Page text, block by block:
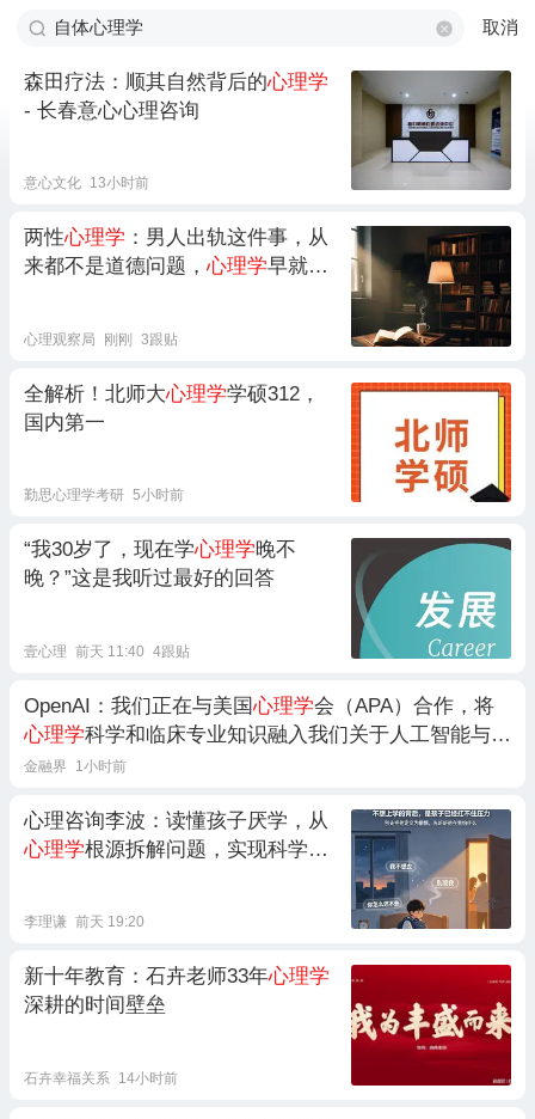
取消
森田疗法：顺其自然背后的心理学
- 长春意心心理咨询
意心文化 13小时前
两性心理学 ：男人出轨这件事，从
来都不是道德问题，心理学早就证
心理观察局 刚刚 3跟贴
全解析！北师大心理学学硕312，
国内第一
勤思心理学考研 5小时前
“我30岁了，现在学心理学晚不
晚？”这是我听过最好的回答
壹心理 前天 11:40 4跟贴
OpenAI：我们正在与美国心理学会（APA）合作，将
心理学科学和临床专业知识融入我们关于人工智能与青
少年心理健康的工作中。我们将与AP...
金融界 1小时前
心理咨询李波：读懂孩子厌学，从
心理学根源拆解问题，实现科学根
李理谦 前天 19:20
新十年教育：石卉老师33年心理学
深耕的时间壁垒
石卉幸福关系 14小时前